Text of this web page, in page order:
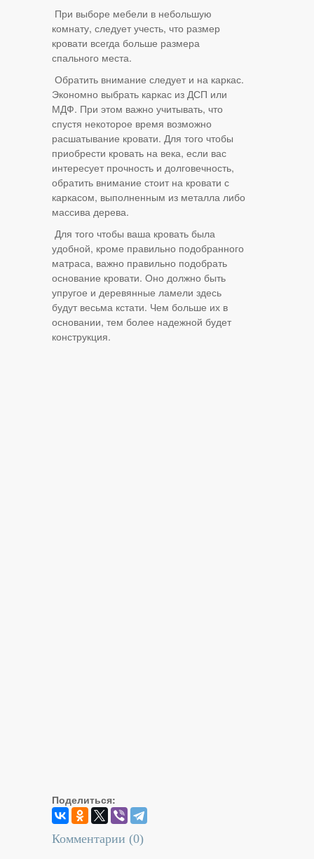
При выборе мебели в небольшую
комнату, следует учесть, что размер
кровати всегда больше размера
спального места.
Обратить внимание следует и на каркас.
Экономно выбрать каркас из ДСП или
МДФ. При этом важно учитывать, что
спустя некоторое время возможно
расшатывание кровати. Для того чтобы
приобрести кровать на века, если вас
интересует прочность и долговечность,
обратить внимание стоит на кровати с
каркасом, выполненным из металла либо
массива дерева.
Для того чтобы ваша кровать была
удобной, кроме правильно подобранного
матраса, важно правильно подобрать
основание кровати. Оно должно быть
упругое и деревянные ламели здесь
будут весьма кстати. Чем больше их в
основании, тем более надежной будет
конструкция.
Поделиться:
Комментарии (0)